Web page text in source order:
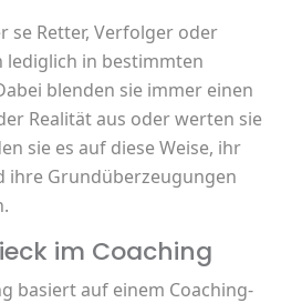
se Retter, Verfolger oder
lediglich in bestimmten
blenden sie immer einen
Realität aus oder werten sie
sie es auf diese Weise, ihr
ihre Grundüberzeugungen
im Coaching
basiert auf einem Coaching-